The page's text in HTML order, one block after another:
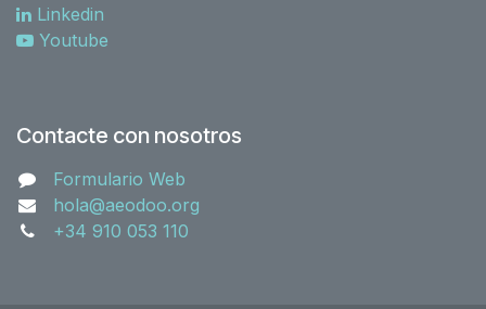
Linkedin
Youtube
Contacte con nosotros
Formulario Web
hola@aeodoo.org
+34 910 053 110